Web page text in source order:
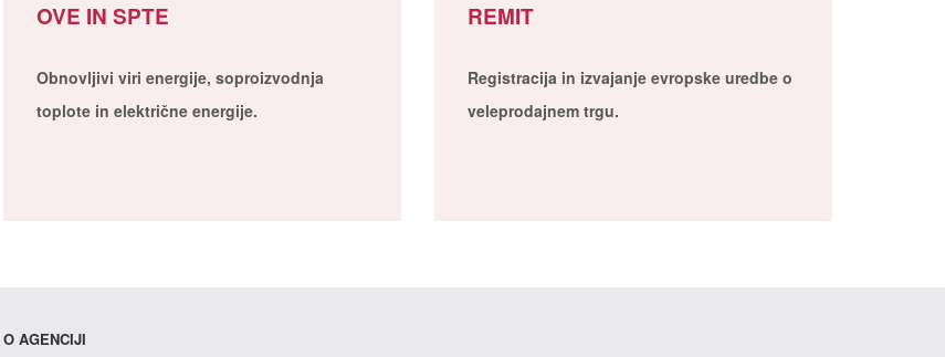
OVE IN SPTE
Obnovljivi viri energije, soproizvodnja
toplote in električne energije.
REMIT
Registracija in izvajanje evropske uredbe o
veleprodajnem trgu.
O AGENCIJI